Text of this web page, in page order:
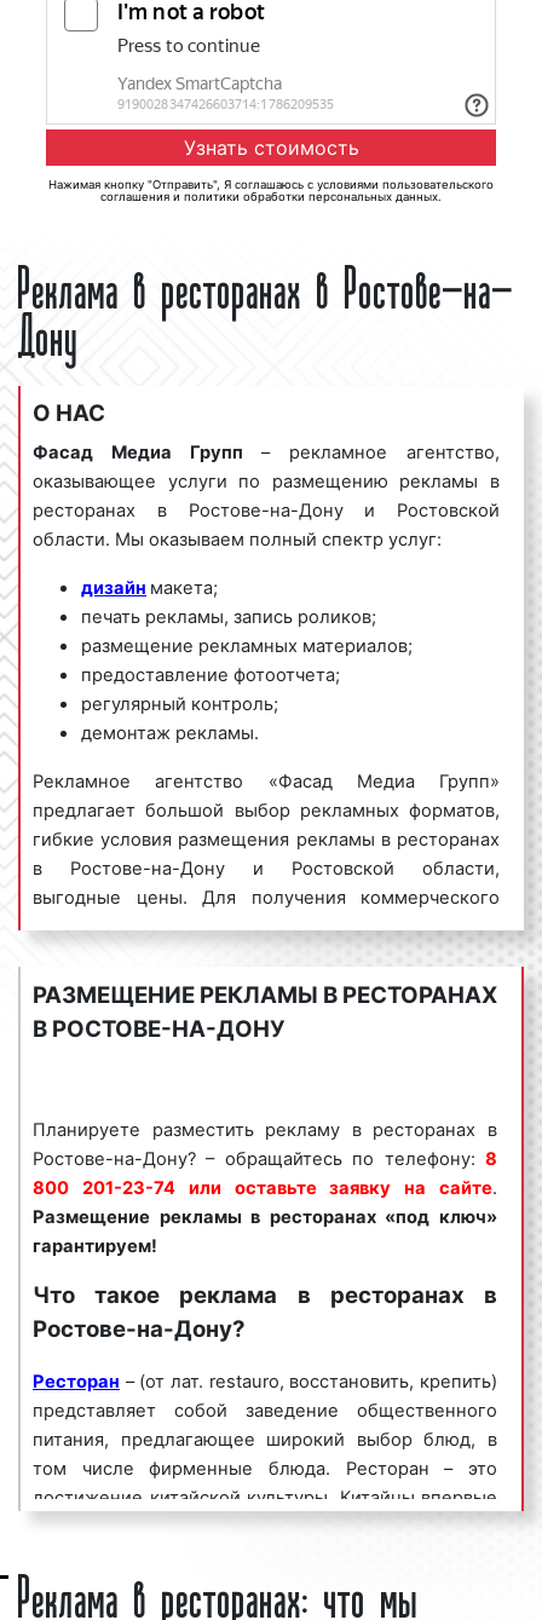
Нажимая кнопку "Отправить", Я соглашаюсь с условиями пользовательского
соглашения и политики обработки персональных данных
Реклама в ресторанах в Ростове-на-
Дону
О НАС
Фасад Медиа Групп – рекламное агентство,
оказывающее услуги по размещению рекламы в
ресторанах в Ростове-на-Дону и Ростовской
области. Мы оказываем полный спектр услуг:
дизайн макета;
печать рекламы, запись роликов;
размещение рекламных материалов;
предоставление фотоотчета;
регулярный контроль;
демонтаж рекламы.
Рекламное агентство «Фасад Медиа Групп»
предлагает большой выбор рекламных форматов,
гибкие условия размещения рекламы в ресторанах
в Ростове-на-Дону и Ростовской области,
выгодные цены. Для получения коммерческого
предложения по размещению рекламы в
ресторанах в Ростове-на-Дону обращайтесь по
телефону:8 800 201-23-74 или оставьте заявку на
Размещение рекламы в
ключ» гарантируем!
спросом
Востребованность рекламы в ресторанах
объясняется целым рядом факторов:
высокая частота контактов;
массовый охват аудитории;
разнообразие рекламных форматов;
непрерывное воздействие на целевую
аудиторию;
низкие цены и регулярные скидки.
Реклама в ресторанах является эффективным
средством для увеличения потока клиентов и
повышения процента продаж. Многие клиенты
нашего рекламного агентства используют рекламу
Мы сопровождаем рекламные кампании
РАЗМЕЩЕНИЕ РЕКЛАМЫ В РЕСТОРАНАХ
В РОСТОВЕ-НА-ДОНУ
Планируете разместить рекламу в ресторанах в
Ростове-на-Дону? – обращайтесь по телефону: 8
800 201-23-74 или оставьте заявку на сайте.
Размещение рекламы в ресторанах «под ключ»
гарантируем!
Что такое реклама в ресторанах в
Ростове-на-Дону?
Ресторан – (от лат. restauro, восстановить, крепить)
представляет собой заведение общественного
питания, предлагающее широкий выбор блюд, в
том числе фирменные блюда. Ресторан – это
достижение китайской культуры. Китайцы впервые
стали использовать рестораны для удовлетворения
период правления династии Тан (618—906 гг.) Один
из старейших ресторанов в мире — «Бакит Чикен
Реклама в ресторанах: что мы